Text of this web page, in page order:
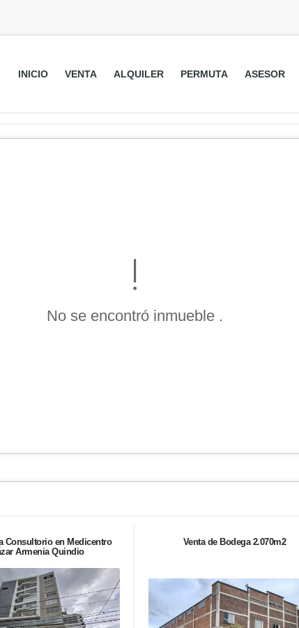
INICIO VENTA ALQUILER PERMUTA ASESOR
No se encontró inmueble .
Consultorio en Medicentro
Armenia Quindio
Venta de Bodega 2.070m2